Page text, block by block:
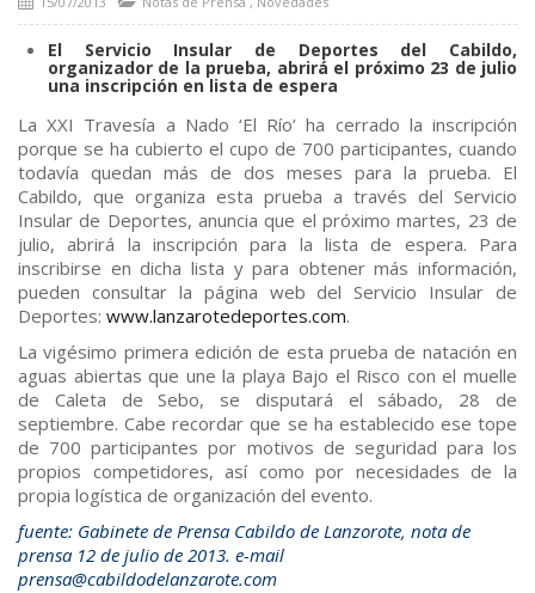
El Servicio Insular de Deportes del Cabildo,
organizador de la prueba, abrirá el próximo 23 de julio
una inscripción en lista de espera
La XXI Travesía a Nado ‘El Río’ ha cerrado la inscripción
porque se ha cubierto el cupo de 700 participantes, cuando
todavía quedan más de dos meses para la prueba. El
Cabildo, que organiza esta prueba a través del Servicio
Insular de Deportes, anuncia que el próximo martes, 23 de
julio, abrirá la inscripción para la lista de espera. Para
inscribirse en dicha lista y para obtener más información,
pueden consultar la página web del Servicio Insular de
Deportes: www.lanzarotedeportes.com.
La vigésimo primera edición de esta prueba de natación en
aguas abiertas que une la playa Bajo el Risco con el muelle
de Caleta de Sebo, se disputará el sábado, 28 de
septiembre. Cabe recordar que se ha establecido ese tope
de 700 participantes por motivos de seguridad para los
propios competidores, así como por necesidades de la
propia logística de organización del evento.
fuente: Gabinete de Prensa Cabildo de Lanzorote, nota de
prensa 12 de julio de 2013. e-mail
prensa@cabildodelanzarote.com